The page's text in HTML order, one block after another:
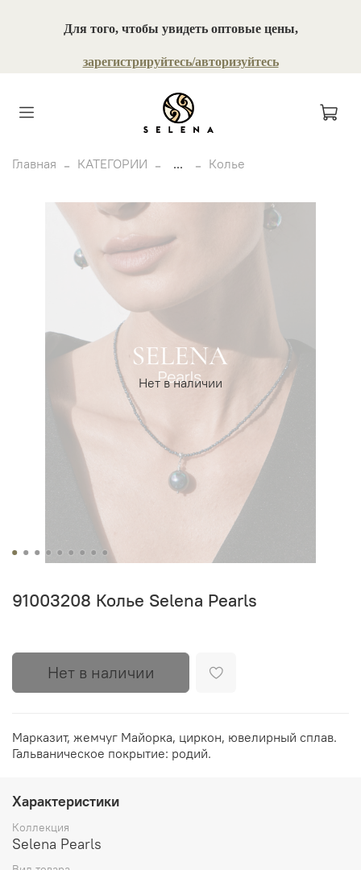
Для того, чтобы увидеть оптовые цены,
зарегистрируйтесь/авторизуйтесь
Главная КАТЕГОРИИ ... Колье
Нет в наличии
91003208 Колье Selena Pearls
Нет в наличии
Марказит, жемчуг Майорка, циркон, ювелирный сплав.
Гальваническое покрытие: родий.
Характеристики
Коллекция
Selena Pearls